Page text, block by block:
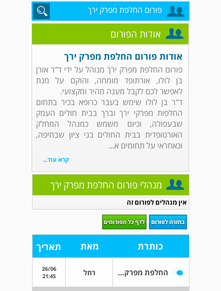
פורום החלפת מפרק ירך
אודות הפורום
אודות פורום החלפת מפרק ירך
פורום החלפת מפרק ירך מנוהל על ידי ד"ר אורן
בן לולו, אורתופד מומחה, והוקם על מנת
לאפשר לכם לקבל מענה מהיר ומקצועי.
ד"ר בן לולו שימש בעבר כרופא בכיר בתחום
החלפות מפרקי ירך וברך בבית חולים העמק
שבעפולה, וכיום משמש כמנהל המחלק
האורטופדית בבית החולים בני ציון שבחיפה,
וכאחראי על תחומים א...
קרא עוד...
מנהלי פורום החלפת מפרק ירך
אין מנהלים לפורום זה
כותרת מאת תאריך
החלפת מפרק ירך רגל שמאל רחל
26/06
21:45